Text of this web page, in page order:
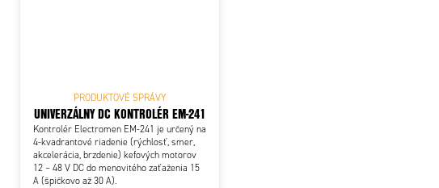
PRODUKTOVÉ SPRÁVY
UNIVERZÁLNY DC KONTROLÉR EM-241
Kontrolér Electromen EM-241 je určený na
4-kvadrantové riadenie (rýchlosť, smer,
akcelerácia, brzdenie) kefových motorov
12 – 48 V DC do menovitého zaťaženia 15
A (špičkovo až 30 A).